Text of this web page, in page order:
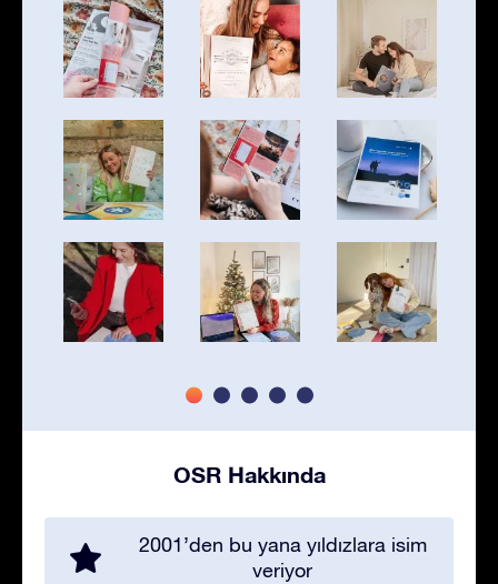
OSR Hakkında
2001’den bu yana yıldızlara isim
veriyor